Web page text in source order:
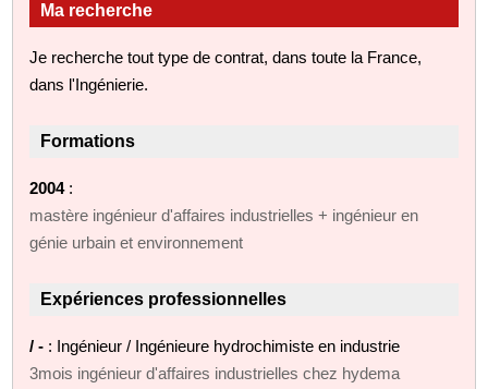
Ma recherche
Je recherche tout type de contrat, dans toute la France,
dans l'Ingénierie.
Formations
2004:
mastère ingénieur d'affaires industrielles + ingénieur en
génie urbain et environnement
Expériences professionnelles
/ - : Ingénieur / Ingénieure hydrochimiste en industrie
3mois ingénieur d'affaires industrielles chez hydema